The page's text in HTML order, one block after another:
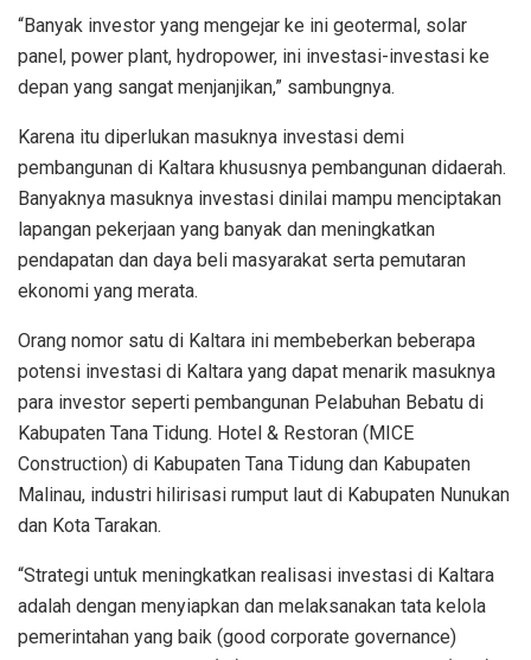
“Banyak investor yang mengejar ke ini geotermal, solar
panel, power plant, hydropower, ini investasi-investasi ke
depan yang sangat menjanjikan,” sambungnya.
Karena itu diperlukan masuknya investasi demi
pembangunan di Kaltara khususnya pembangunan didaerah.
Banyaknya masuknya investasi dinilai mampu menciptakan
lapangan pekerjaan yang banyak dan meningkatkan
pendapatan dan daya beli masyarakat serta pemutaran
ekonomi yang merata.
Orang nomor satu di Kaltara ini membeberkan beberapa
potensi investasi di Kaltara yang dapat menarik masuknya
para investor seperti pembangunan Pelabuhan Bebatu di
Kabupaten Tana Tidung. Hotel & Restoran (MICE
Construction) di Kabupaten Tana Tidung dan Kabupaten
Malinau, industri hilirisasi rumput laut di Kabupaten Nunukan
dan Kota Tarakan.
“Strategi untuk meningkatkan realisasi investasi di Kaltara
adalah dengan menyiapkan dan melaksanakan tata kelola
pemerintahan yang baik (good corporate governance)